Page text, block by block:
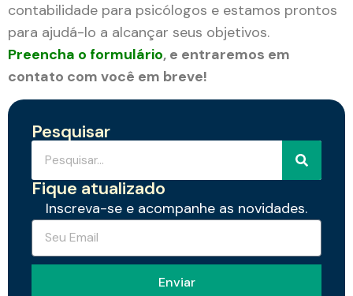
contabilidade para psicólogos e estamos prontos
para ajudá-lo a alcançar seus objetivos.
Preencha o formulário, e entraremos em
contato com você em breve!
Pesquisar
Fique atualizado
Inscreva-se e acompanhe as novidades.
Enviar